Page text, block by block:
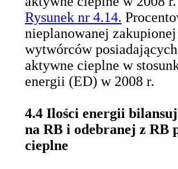
Rysunek nr 4.14.
nieplanowanej
wytwórców
aktywne cieplne w
energii (ED) w 2008 r.
4.4 Ilości energii
na RB i odebranej z RB
cieplne